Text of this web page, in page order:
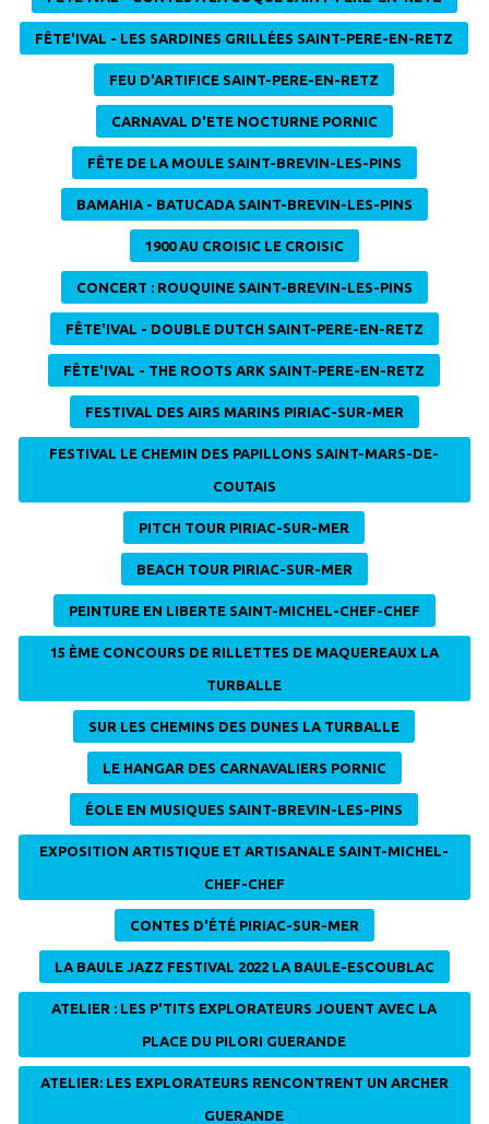
FÊTE'IVAL - LES SARDINES GRILLÉES SAINT-PERE-EN-RETZ
FEU D'ARTIFICE SAINT-PERE-EN-RETZ
CARNAVAL D'ETE NOCTURNE PORNIC
FÊTE DE LA MOULE SAINT-BREVIN-LES-PINS
BAMAHIA - BATUCADA SAINT-BREVIN-LES-PINS
1900 AU CROISIC LE CROISIC
CONCERT : ROUQUINE SAINT-BREVIN-LES-PINS
FÊTE'IVAL - DOUBLE DUTCH SAINT-PERE-EN-RETZ
FÊTE'IVAL - THE ROOTS ARK SAINT-PERE-EN-RETZ
FESTIVAL DES AIRS MARINS PIRIAC-SUR-MER
FESTIVAL LE CHEMIN DES PAPILLONS SAINT-MARS-DE-
COUTAIS
PITCH TOUR PIRIAC-SUR-MER
BEACH TOUR PIRIAC-SUR-MER
PEINTURE EN LIBERTE SAINT-MICHEL-CHEF-CHEF
15 ÈME CONCOURS DE RILLETTES DE MAQUEREAUX LA
TURBALLE
SUR LES CHEMINS DES DUNES LA TURBALLE
LE HANGAR DES CARNAVALIERS PORNIC
ÉOLE EN MUSIQUES SAINT-BREVIN-LES-PINS
EXPOSITION ARTISTIQUE ET ARTISANALE SAINT-MICHEL-
CHEF-CHEF
CONTES D'ÉTÉ PIRIAC-SUR-MER
LA BAULE JAZZ FESTIVAL 2022 LA BAULE-ESCOUBLAC
ATELIER : LES P'TITS EXPLORATEURS JOUENT AVEC LA
PLACE DU PILORI GUERANDE
ATELIER: LES EXPLORATEURS RENCONTRENT UN ARCHER
GUERANDE